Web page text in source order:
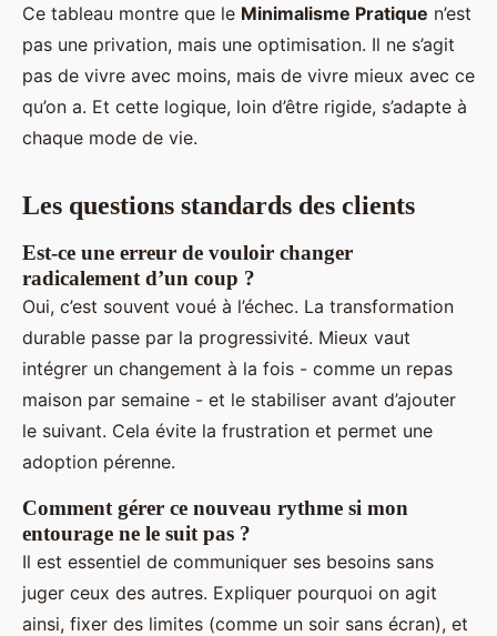
Ce tableau montre que le Minimalisme Pratique n’est
pas une privation, mais une optimisation. Il ne s’agit
pas de vivre avec moins, mais de vivre mieux avec ce
qu’on a. Et cette logique, loin d’être rigide, s’adapte à
chaque mode de vie.
Les questions standards des clients
Est-ce une erreur de vouloir changer
radicalement d’un coup ?
Oui, c’est souvent voué à l’échec. La transformation
durable passe par la progressivité. Mieux vaut
intégrer un changement à la fois - comme un repas
maison par semaine - et le stabiliser avant d’ajouter
le suivant. Cela évite la frustration et permet une
adoption pérenne.
Comment gérer ce nouveau rythme si mon
entourage ne le suit pas ?
Il est essentiel de communiquer ses besoins sans
juger ceux des autres. Expliquer pourquoi on agit
ainsi, fixer des limites (comme un soir sans écran), et